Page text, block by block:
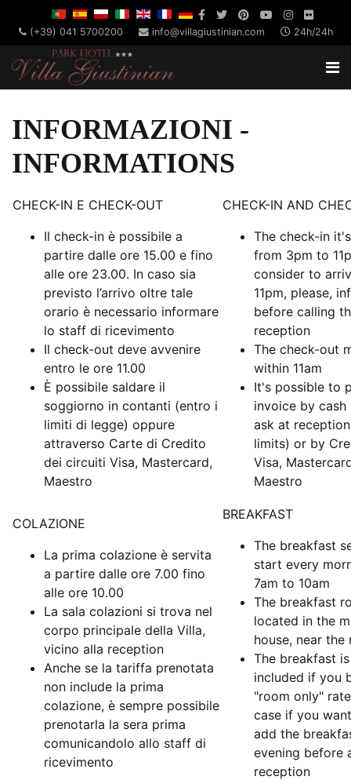
(+39) 041 5700200 info@villagiustinian.com 24h/24h
INFORMAZIONI -
INFORMATIONS
CHECK-IN E CHECK-OUT
Il check-in è possibile a
partire dalle ore 15.00 e fino
alle ore 23.00. In caso sia
previsto l’arrivo oltre tale
orario è necessario informare
lo staff di ricevimento
Il check-out deve avvenire
entro le ore 11.00
È possibile saldare il
soggiorno in contanti (entro i
limiti di legge) oppure
attraverso Carte di Credito
dei circuiti Visa, Mastercard,
Maestro
CHECK-IN AND
The check-in
from 3pm to
consider to
11pm, please,
before calling
reception
The check-out
within 11am
It's possible to
invoice by cash
ask at
limits) or by
Visa,
Maestro
COLAZIONE
La prima colazione è servita
a partire dalle ore 7.00 fino
alle ore 10.00
La sala colazioni si trova nel
corpo principale della Villa,
vicino alla reception
Anche se la tariffa prenotata
non include la prima
colazione, è sempre possibile
prenotarla la sera prima
comunicandolo allo staff di
ricevimento
BREAKFAST
The breakfast
start every
7am to 10am
The breakfast
located in the
house, near the
The breakfast
included if you
"room only"
case if you
add the
evening before
reception